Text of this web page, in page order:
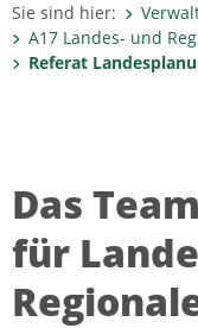
Sie sind hier:
A17 Landes- und
Referat
Das
für